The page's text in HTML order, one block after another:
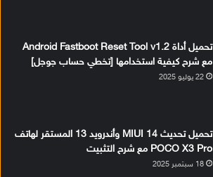
تحميل أداة Android Fastboot Reset Tool v1.2
مع شرح كيفية استخدامها [تخطي حساب جوجل]
22 يوليو 2025
تحميل تحديث MIUI 14 وأندرويد 13 المستقر لهاتف
POCO X3 Pro مع شرح التثبيت
18 سبتمبر 2025